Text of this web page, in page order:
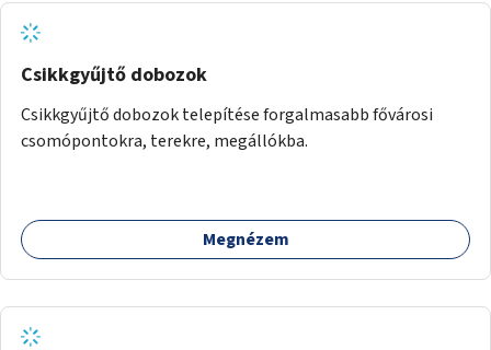
Csikkgyűjtő dobozok
Csikkgyűjtő dobozok telepítése forgalmasabb fővárosi
csomópontokra, terekre, megállókba.
Megnézem